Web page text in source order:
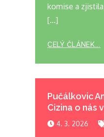
komise a
[…]
CELÝ ČLÁNEK...
Pučálkovic
Cizina o nás
4. 3. 2026